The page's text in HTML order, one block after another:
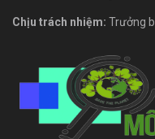
Chịu trách nhiệm: Trưởng